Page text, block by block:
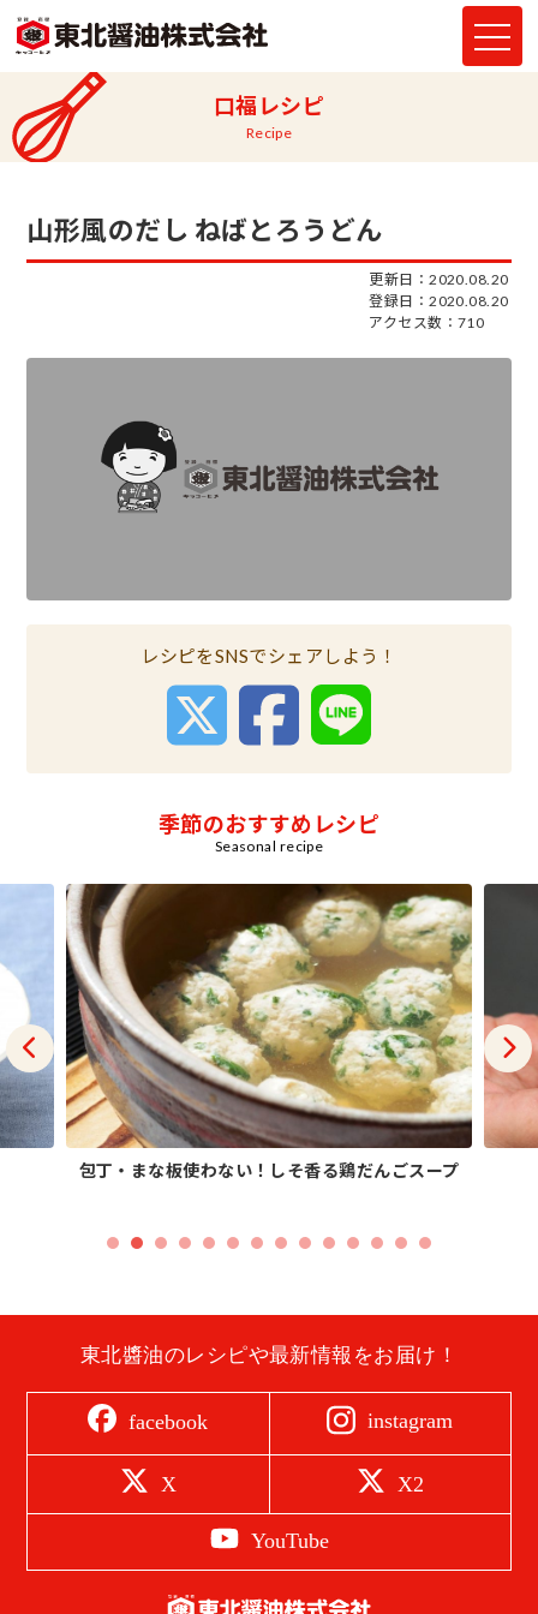
口福レシピ
Recipe
山形風のだし ねばとろうどん
更新日：2020.08.20
登録日：2020.08.20
アクセス数：710
レシピをSNSでシェアしよう！
季節のおすすめレシピ
Seasonal recipe
包丁・まな板使わない！しそ香る鶏だんごスープ
東北醬油のレシピや最新情報をお届け！
facebook instagram
X X2
YouTube